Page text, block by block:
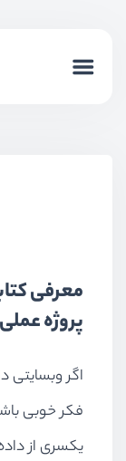
پروژه عملی
اگر وبسایتی
فکر خوبی
یکسری از